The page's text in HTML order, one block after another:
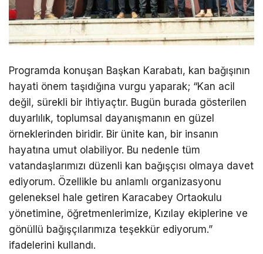
Programda konuşan Başkan Karabatı, kan bağışının
hayati önem taşıdığına vurgu yaparak; “Kan acil
değil, sürekli bir ihtiyaçtır. Bugün burada gösterilen
duyarlılık, toplumsal dayanışmanın en güzel
örneklerinden biridir. Bir ünite kan, bir insanın
hayatına umut olabiliyor. Bu nedenle tüm
vatandaşlarımızı düzenli kan bağışçısı olmaya davet
ediyorum. Özellikle bu anlamlı organizasyonu
geleneksel hale getiren Karacabey Ortaokulu
yönetimine, öğretmenlerimize, Kızılay ekiplerine ve
gönüllü bağışçılarımıza teşekkür ediyorum.”
ifadelerini kullandı.